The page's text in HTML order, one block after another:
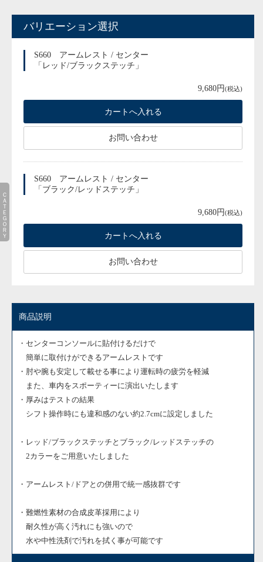
バリエーション選択
S660 アームレスト / センター
「レッド/ブラックステッチ」
9,680円(税込)
お問い合わせ
S660 アームレスト / センター
「ブラック/レッドステッチ」
9,680円(税込)
お問い合わせ
商品説明
・センターコンソールに貼付けるだけで
簡単に取付けができるアームレストです
・肘や腕も安定して載せる事により運転時の疲労を軽減
また、車内をスポーティーに演出いたします
・厚みはテストの結果
シフト操作時にも違和感のない約2.7cmに設定しました
・レッド/ブラックステッチとブラック/レッドステッチの
2カラーをご用意いたしました
・アームレスト/ドアとの併用で統一感抜群です
・難燃性素材の合成皮革採用により
耐久性が高く汚れにも強いので
水や中性洗剤で汚れを拭く事が可能です
ＣＡＴＥＧＯＲＹ